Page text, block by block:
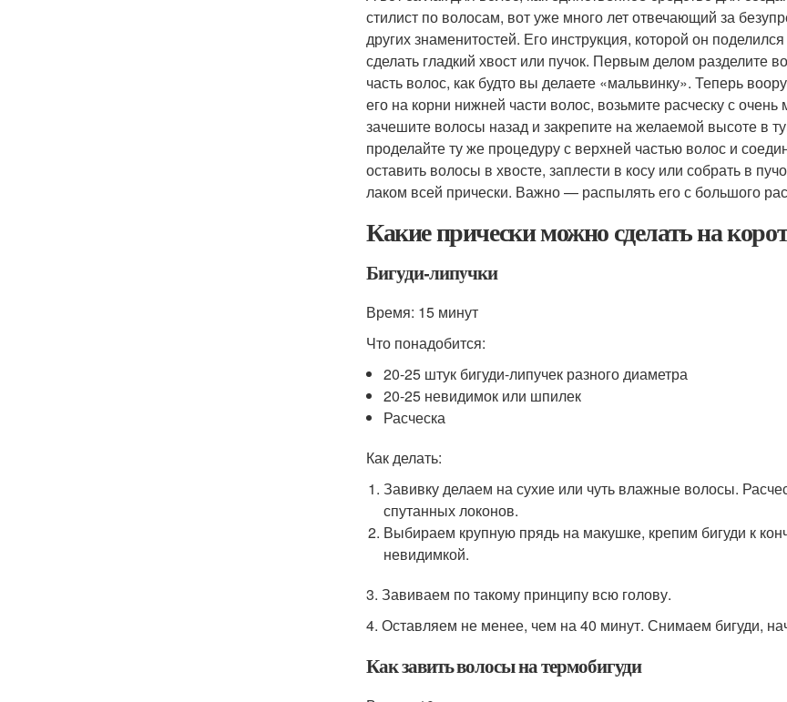
стилист по волосам, вот уже много лет отвечающий за
других знаменитостей. Его инструкция, которой он
сделать гладкий хвост или пучок. Первым делом разделите
часть волос, как будто вы делаете «мальвинку». Теперь
его на корни нижней части волос, возьмите расческу с
зачешите волосы назад и закрепите на желаемой высоте в
проделайте ту же процедуру с верхней частью волос и
оставить волосы в хвосте, заплести в косу или собрать в
лаком всей прически. Важно — распылять его с большого
Какие прически можно сделать на
Бигуди-липучки
Время: 15 минут
Что понадобится:
20-25 штук бигуди-липучек разного диаметра
20-25 невидимок или шпилек
Расческа
Как делать:
Завивку делаем на сухие или чуть влажные волосы.
спутанных локонов.
Выбираем крупную прядь на макушке, крепим бигуди к
невидимкой.
3. Завиваем по такому принципу всю голову.
4. Оставляем не менее, чем на 40 минут. Снимаем бигуди,
Как завить волосы на термобигуди